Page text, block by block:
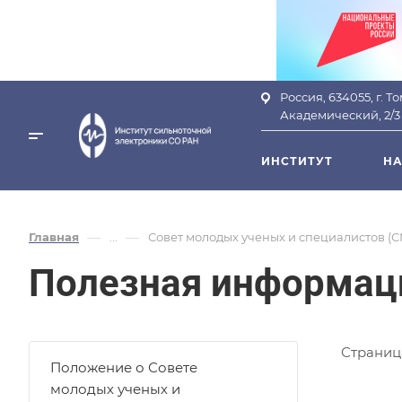
Россия, 634055, г.
Академический, 2/3
ИНСТИТУТ
Главная — — Совет молодых ученых и специалистов
Полезная
Положение о Совете
молодых ученых и